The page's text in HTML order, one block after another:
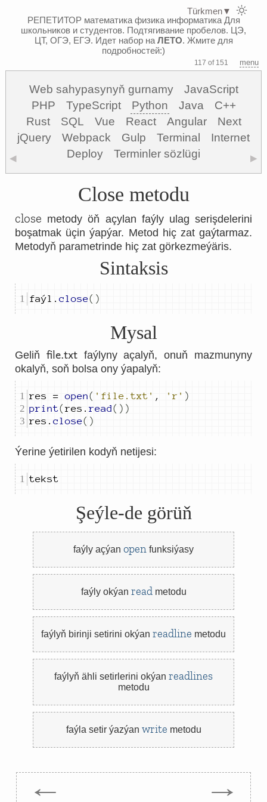
РЕПЕТИТОР математика физика информатикаДля
школьников и студентов. Подтягивание пробелов. ЦЭ,
ЦТ, ОГЭ, ЕГЭ. Идет набор на ЛЕТО. Жмите для
подробностей:)
117 of 151 menu
Web sahypasynyň gurnamy
JavaScript
PHP
TypeScript Python Java
C++
Rust
SQL Vue React Angular
Next
jQuery
Webpack Gulp Terminal
Internet
Deploy
Terminler sözlügi
◀ ▶
Close metodu
close metody öň açylan faýly ulag serişdelerini
boşatmak üçin ýapýar. Metod hiç zat gaýtarmaz.
Metodyň parametrinde hiç zat görkezmeýäris.
Sintaksis
faýl . close()
Mysal
Geliň file.txtfaýlyny açalyň, onuň mazmunyny
okalyň, soň bolsa ony ýapalyň:
res = open( 'file.txt' , 'r' )
print( res . read())
res . close()
Ýerine ýetirilen kodyň netijesi:
tekst
Şeýle-de görüň
faýly açýan open funksiýasy
faýly okýan read metodu
faýlyň birinji setirini okýan readline metodu
faýlyň ähli setirlerini okýan readlines
metodu
faýla setir ýazýan write metodu
← →
Türkmen▼